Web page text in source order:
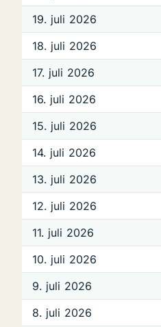
19. juli 2026
18. juli 2026
17. juli 2026
16. juli 2026
15. juli 2026
14. juli 2026
13. juli 2026
12. juli 2026
11. juli 2026
10. juli 2026
9. juli 2026
8. juli 2026